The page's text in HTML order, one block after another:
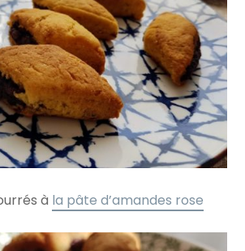
à la pâte d’amandes rose